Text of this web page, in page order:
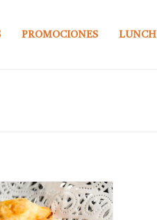
PROMOCIONES LUNCH